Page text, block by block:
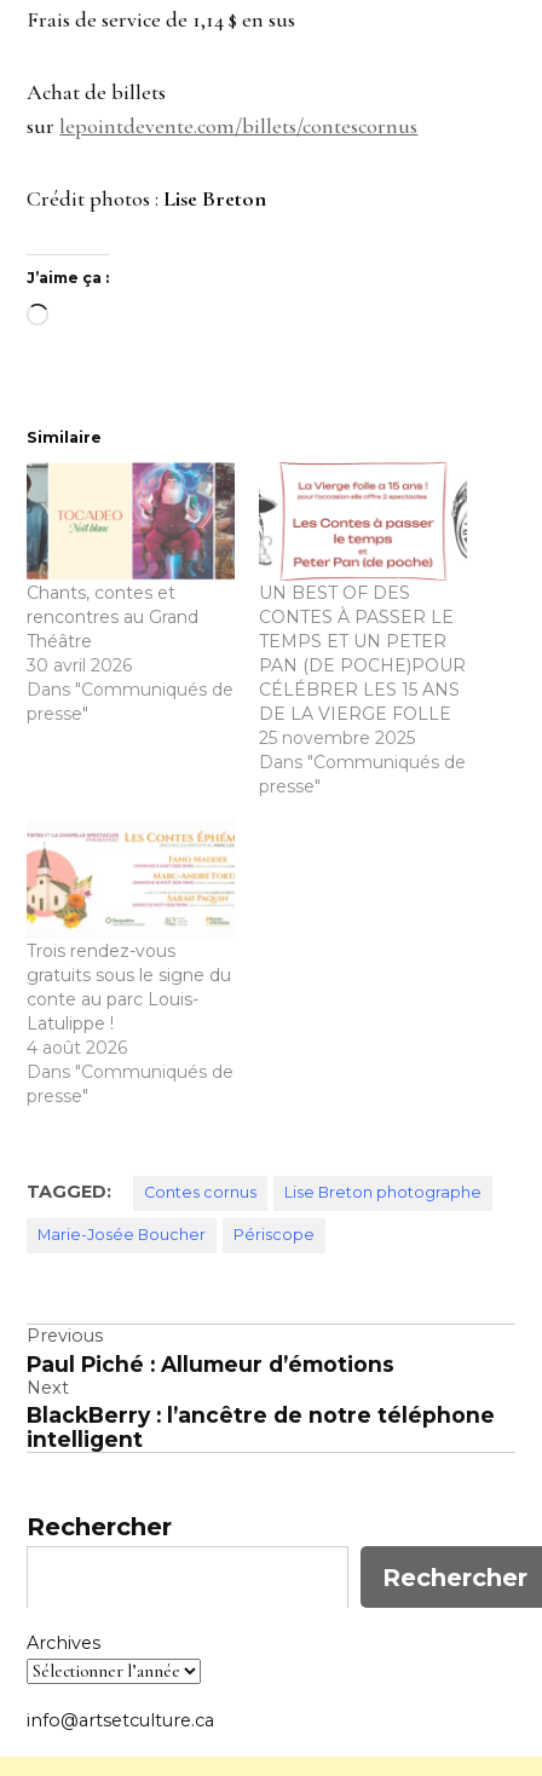
Frais de service de 1,14 $ en sus
Achat de billets
surlepointdevente.com/billets/contescornus
Crédit photos : Lise Breton
J’aime ça :
Chargement…
Similaire
Chants, contes et
rencontres au Grand
Théâtre
30 avril 2026
Dans "Communiqués de
presse"
UN BEST OF DES
CONTES À PASSER LE
TEMPS ET UN PETER
PAN (DE POCHE)POUR
CÉLÉBRER LES 15 ANS
DE LA VIERGE FOLLE
25 novembre 2025
Dans "Communiqués de
presse"
Trois rendez-vous
gratuits sous le signe du
conte au parc Louis-
Latulippe !
4 août 2026
Dans "Communiqués de
presse"
TAGGED: Contes cornus Lise Breton photographe
Marie-Josée Boucher Périscope
Navigation
de
l’article
Previous
Paul Piché : Allumeur d’émotions
Next
BlackBerry : l’ancêtre de notre téléphone
intelligent
Rechercher
Rechercher
Archives
info@artsetculture.ca